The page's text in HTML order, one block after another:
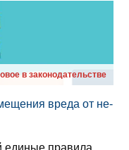
в законодательстве
вре­да от не­
единые правила